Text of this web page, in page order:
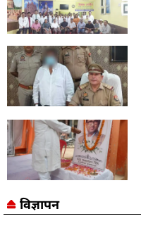
विज्ञापन